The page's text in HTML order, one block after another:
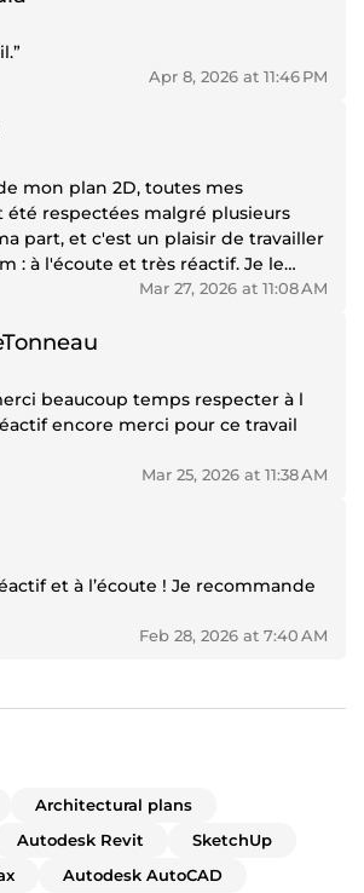
Apr 8, 2026 at 11:46 PM
mon plan 2D, toutes mes
respectées malgré plusieurs
part, et c'est un plaisir de travailler
: à l'écoute et très réactif. Je le
un autre projet.”Mar 27, 2026 at 11:08 AM
beaucoup temps respecter à l
encore merci pour ce travail
Mar 25, 2026 at 11:38 AM
et à l’écoute ! Je recommande
Feb 28, 2026 at 7:40 AM
Architectural plans
Autodesk Revit
SketchUp
Autodesk AutoCAD